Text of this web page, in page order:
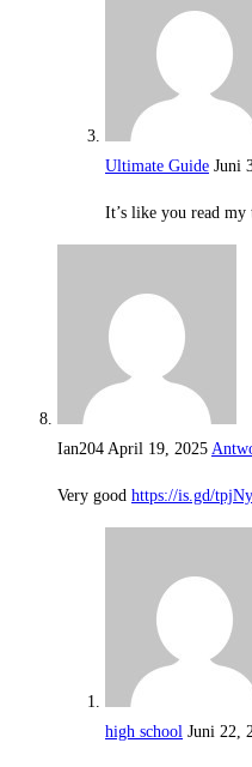
Ultimate Guide Juni
It’s like you read my
Ian204 April 19, 2025
Very good https://is.gd/
high school Juni 22,